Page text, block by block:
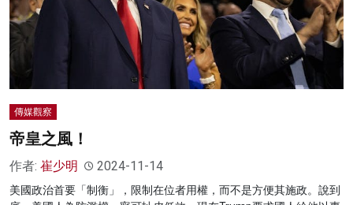
傳媒觀察
帝皇之風！
作者: 崔少明 2024-11-14
美國政治首要「制衡」，限制在位者用權，而不是方便其施政。說到